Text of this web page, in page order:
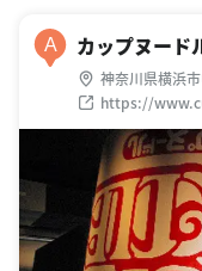
A カップヌード
神奈川県横浜
https://